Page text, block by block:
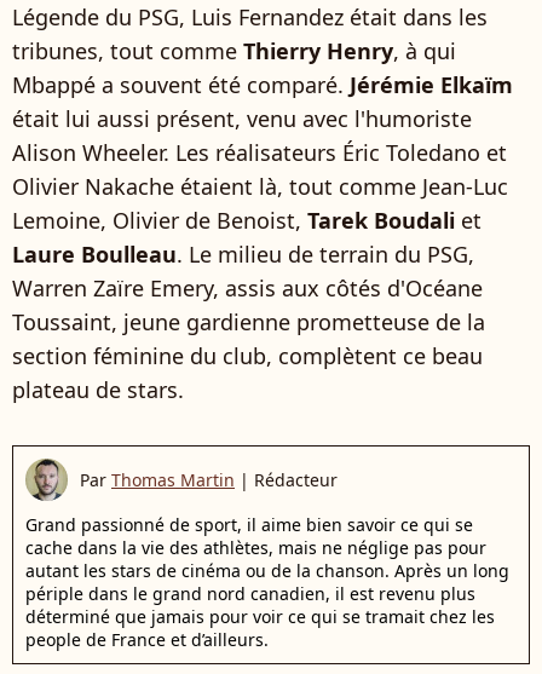
Légende du PSG, Luis Fernandez était dans les
tribunes, tout comme Thierry Henry, à qui
Mbappé a souvent été comparé. Jérémie Elkaïm
était lui aussi présent, venu avec l'humoriste
Alison Wheeler. Les réalisateurs Éric Toledano et
Olivier Nakache étaient là, tout comme Jean-Luc
Lemoine, Olivier de Benoist, Tarek Boudali et
Laure Boulleau. Le milieu de terrain du PSG,
Warren Zaïre Emery, assis aux côtés d'Océane
Toussaint, jeune gardienne prometteuse de la
section féminine du club, complètent ce beau
plateau de stars.
Par Thomas Martin | Rédacteur
Grand passionné de sport, il aime bien savoir ce qui se
cache dans la vie des athlètes, mais ne néglige pas pour
autant les stars de cinéma ou de la chanson. Après un long
périple dans le grand nord canadien, il est revenu plus
déterminé que jamais pour voir ce qui se tramait chez les
people de France et d’ailleurs.